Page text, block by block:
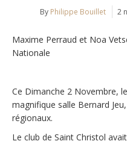
By Philippe Bouillet 2
Maxime Perraud et Noa
Nationale
Ce Dimanche 2 Novembre,
magnifique salle Bernard
régionaux.
Le club de Saint Christol